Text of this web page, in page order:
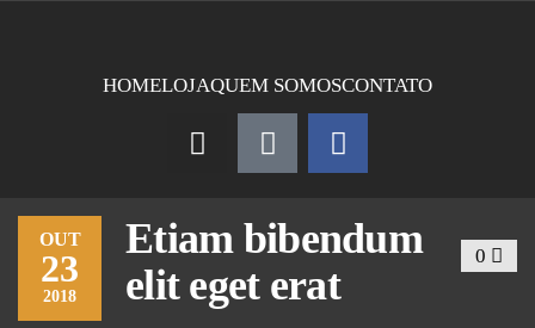
HOMELOJAQUEM SOMOSCONTATO
OUT
23
2018
0
Etiam bibendum
elit eget erat